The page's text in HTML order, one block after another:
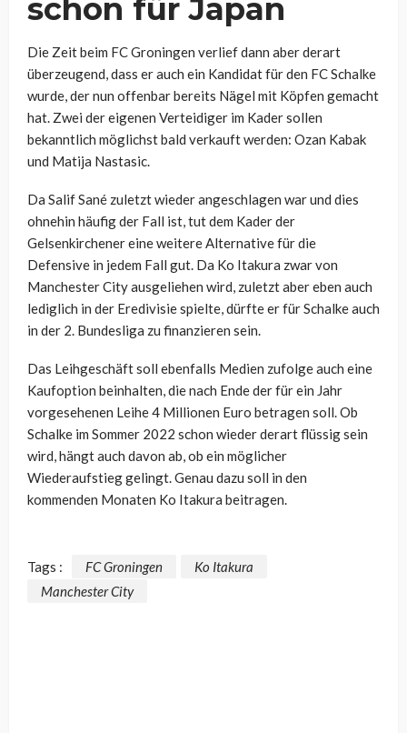
schon für Japan
Die Zeit beim FC Groningen verlief dann aber derart
überzeugend, dass er auch ein Kandidat für den FC Schalke
wurde, der nun offenbar bereits Nägel mit Köpfen gemacht
hat. Zwei der eigenen Verteidiger im Kader sollen
bekanntlich möglichst bald verkauft werden: Ozan Kabak
und Matija Nastasic.
Da Salif Sané zuletzt wieder angeschlagen war und dies
ohnehin häufig der Fall ist, tut dem Kader der
Gelsenkirchener eine weitere Alternative für die
Defensive in jedem Fall gut. Da Ko Itakura zwar von
Manchester City ausgeliehen wird, zuletzt aber eben auch
lediglich in der Eredivisie spielte, dürfte er für Schalke auch
in der 2. Bundesliga zu finanzieren sein.
Das Leihgeschäft soll ebenfalls Medien zufolge auch eine
Kaufoption beinhalten, die nach Ende der für ein Jahr
vorgesehenen Leihe 4 Millionen Euro betragen soll. Ob
Schalke im Sommer 2022 schon wieder derart flüssig sein
wird, hängt auch davon ab, ob ein möglicher
Wiederaufstieg gelingt. Genau dazu soll in den
kommenden Monaten Ko Itakura beitragen.
Tags : FC Groningen
Ko Itakura
Manchester City